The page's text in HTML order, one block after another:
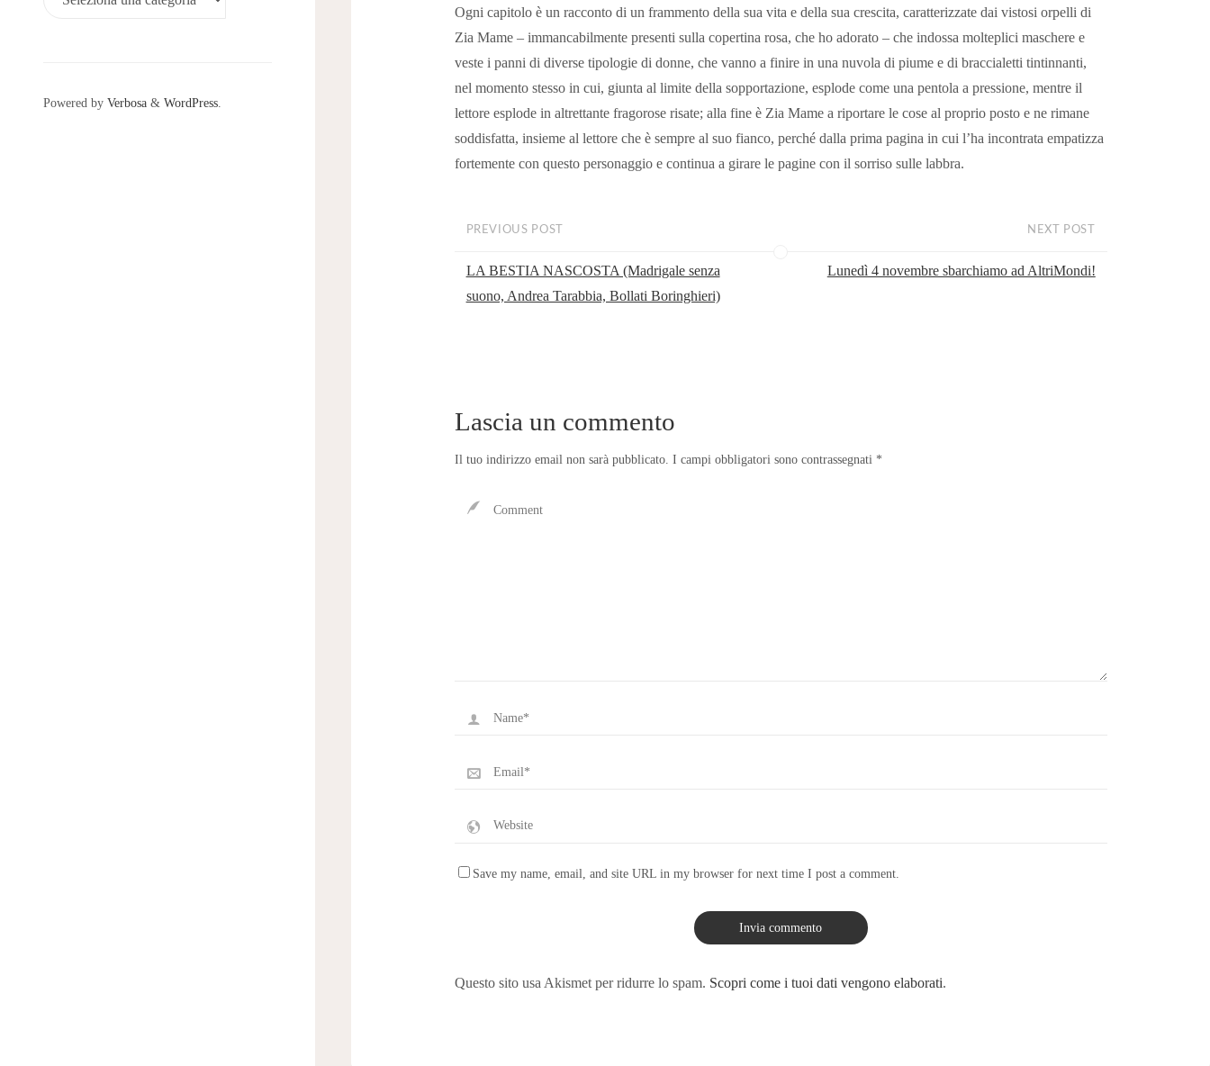
Powered by Verbosa & WordPress
Ogni capitolo è un racconto di un frammento della sua vita e della sua crescita, caratterizzate dai vistosi orpelli di
Zia Mame – immancabilmente presenti sulla copertina rosa, che ho adorato – che indossa molteplici maschere e
veste i panni di diverse tipologie di donne, che vanno a finire in una nuvola di piume e di braccialetti tintinnanti,
nel momento stesso in cui, giunta al limite della sopportazione, esplode come una pentola a pressione, mentre il
lettore esplode in altrettante fragorose risate; alla fine è Zia Mame a riportare le cose al proprio posto e ne rimane
soddisfatta, insieme al lettore che è sempre al suo fianco, perché dalla prima pagina in cui l’ha incontrata empatizza
fortemente con questo personaggio e continua a girare le pagine con il sorriso sulle labbra.
PREVIOUS POST
LA BESTIA NASCOSTA (Madrigale senza
suono, Andrea Tarabbia, Bollati Boringhieri)
NEXT POST
Lunedì 4 novembre sbarchiamo ad AltriMondi!
Lascia un commento
Il tuo indirizzo email non sarà pubblicato. I campi obbligatori sono contrassegnati *
Save my name, email, and site URL in my browser for next time I post a comment.
Questo sito usa Akismet per ridurre lo spam. Scopri come i tuoi dati vengono elaborati.